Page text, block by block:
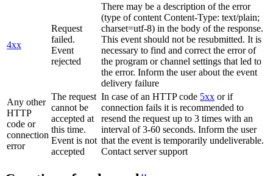
4xx
Request
failed.
Event
rejected
There may be a description of the error
(type of content Content-Type: text/plain;
charset=utf-8) in the body of the response.
This event should not be resubmitted. It is
necessary to find and correct the error of
the program or channel settings that led to
the error. Inform the user about the event
delivery failure
Any other
HTTP
code or
connection
error
The request
cannot be
accepted at
this time.
Event is not
accepted
In case of an HTTP code 5xx or if
connection fails it is recommended to
resend the request up to 3 times with an
interval of 3-60 seconds. Inform the user
that the event is temporarily undeliverable.
Contact server support